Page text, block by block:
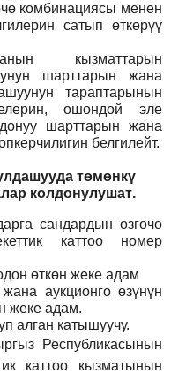
комбинациясы менен
сатып өткөрүү
кызматтарын
шарттарын жана
тараптарынын
ошондой эле
шарттарын жана
белгилейт.
төмөнкү
колдонулушат.
сандардын өзгөчө
каттоо номер
өткөн жеке адам
жана аукционго өзүнүн
жеке адам.
алган катышуучу.
Республикасынын
каттоо кызматынын